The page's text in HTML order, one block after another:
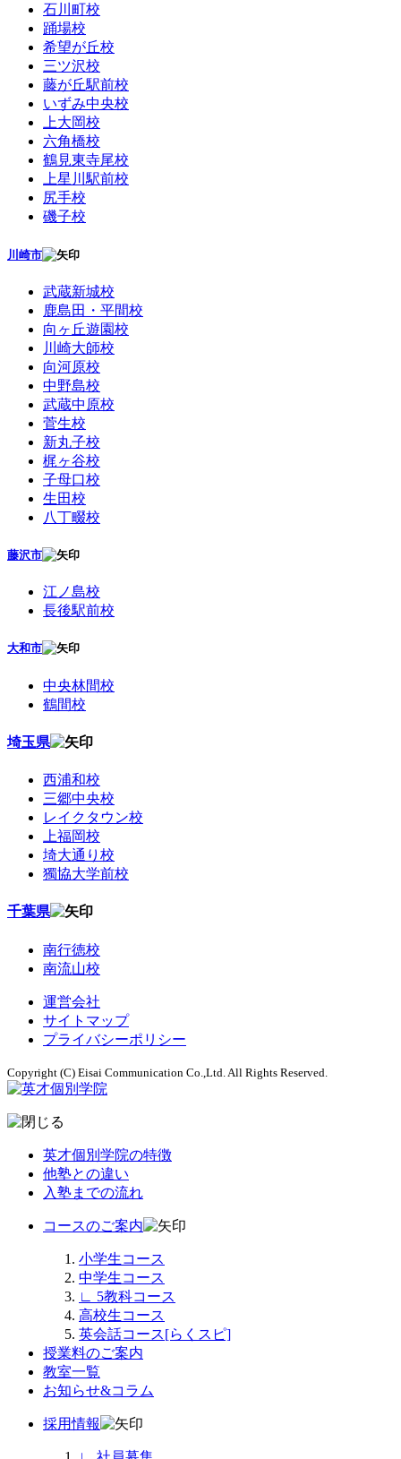
石川町校
踊場校
希望が丘校
三ツ沢校
藤が丘駅前校
いずみ中央校
上大岡校
六角橋校
鶴見東寺尾校
上星川駅前校
尻手校
磯子校
川崎市
武蔵新城校
鹿島田・平間校
向ヶ丘遊園校
川崎大師校
向河原校
中野島校
武蔵中原校
菅生校
新丸子校
梶ヶ谷校
子母口校
生田校
八丁畷校
藤沢市
江ノ島校
長後駅前校
大和市
中央林間校
鶴間校
埼玉県
西浦和校
三郷中央校
レイクタウン校
上福岡校
埼大通り校
獨協大学前校
千葉県
南行徳校
南流山校
運営会社
サイトマップ
プライバシーポリシー
Copyright (C) Eisai Communication Co.,Ltd. All Rights Reserved.
英才個別学院の特徴
他塾との違い
入塾までの流れ
コースのご案内
小学生コース
中学生コース
∟ 5教科コース
高校生コース
英会話コース[らくスピ]
授業料のご案内
教室一覧
お知らせ&コラム
採用情報